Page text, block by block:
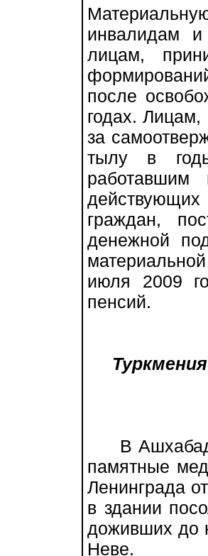
инвалидам и
лицам,
после
годах.
за
тылу в
граждан,
денежной
июля 2009
пенсий.
Туркмения
В Ашхабаде
памятные
Ленинграда
в здании
доживших до
Неве.